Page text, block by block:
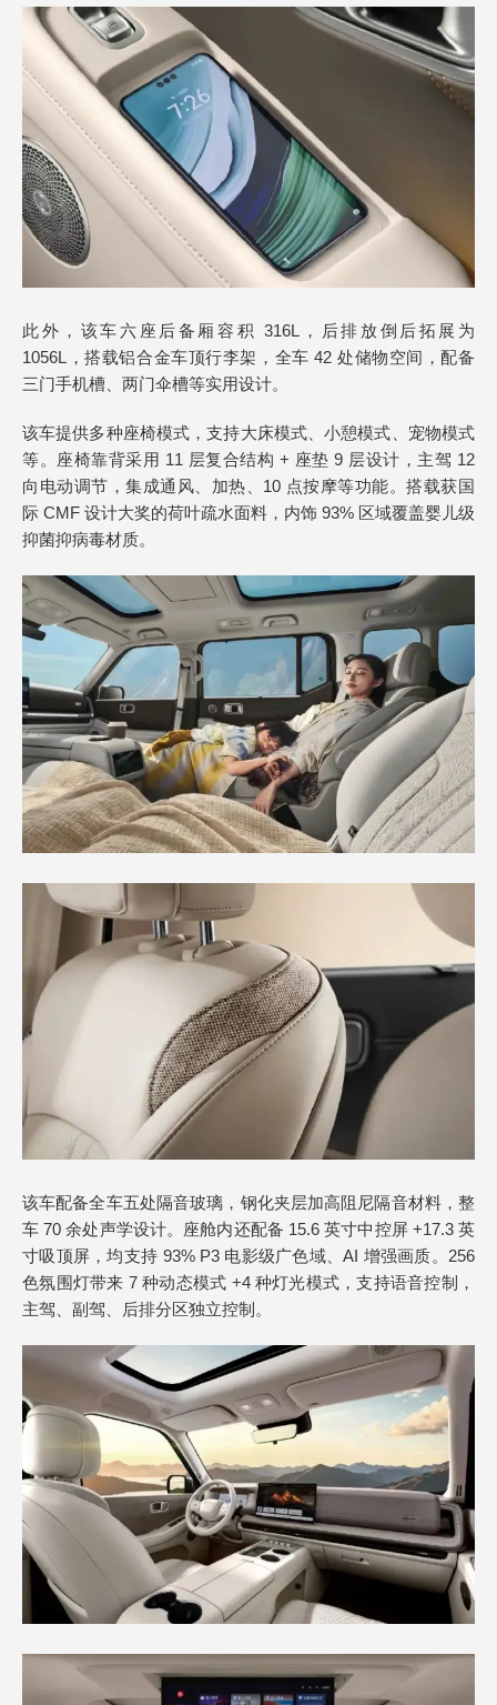
此外，该车六座后备厢容积 316L，后排放倒后拓展为
1056L，搭载铝合金车顶行李架，全车 42 处储物空间，配备
三门手机槽、两门伞槽等实用设计。
该车提供多种座椅模式，支持大床模式、小憩模式、宠物模式
等。座椅靠背采用 11 层复合结构 + 座垫 9 层设计，主驾 12
向电动调节，集成通风、加热、10 点按摩等功能。搭载获国
际 CMF 设计大奖的荷叶疏水面料，内饰 93% 区域覆盖婴儿级
抑菌抑病毒材质。
该车配备全车五处隔音玻璃，钢化夹层加高阻尼隔音材料，整
车 70 余处声学设计。座舱内还配备 15.6 英寸中控屏 +17.3 英
寸吸顶屏，均支持 93% P3 电影级广色域、AI 增强画质。256
色氛围灯带来 7 种动态模式 +4 种灯光模式，支持语音控制，
主驾、副驾、后排分区独立控制。